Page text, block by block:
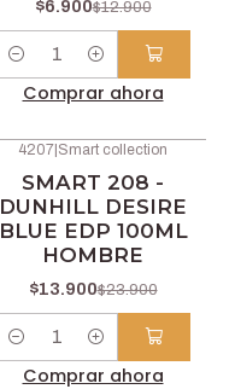
$6.900$12.900
Cantidad
Comprar ahora
4207|Smart collection
SMART 208 -
DUNHILL DESIRE
BLUE EDP 100ML
HOMBRE
$13.900$23.900
Cantidad
Comprar ahora